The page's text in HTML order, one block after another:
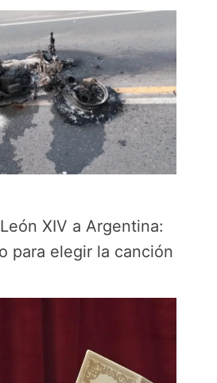
XIV a Argentina:
para elegir la canción